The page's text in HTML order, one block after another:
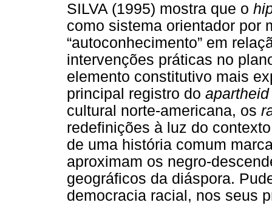
SILVA (1995) mostra que o
como sistema orientador por
“autoconhecimento” em
intervenções práticas no
elemento constitutivo mais
principal registro do apartheid
cultural norte-americana, os
redefinições à luz do
de uma história comum
aproximam os negro-
geográficos da diáspora.
democracia racial, nos seus